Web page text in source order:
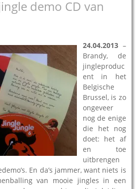
demo CD van
24.04.2013 –
Brandy, de
jingleproduc
ent in het
Belgische
Brussel, is zo
ongeveer
nog de enige
die het nog
doet: het af
en toe
uitbrengen
En da’s jammer, want niets is
van mooie jingles in een